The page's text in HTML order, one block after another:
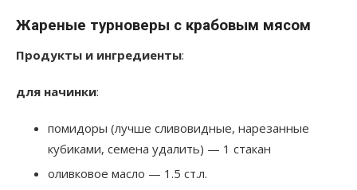
Жареные турноверы с крабовым мясом
Продукты и ингредиенты:
для начинки:
помидоры (лучше сливовидные, нарезанные
кубиками, семена удалить) — 1 стакан
оливковое масло — 1.5 ст.л.